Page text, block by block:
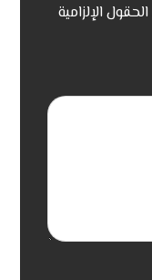
الحقول الإلزامية